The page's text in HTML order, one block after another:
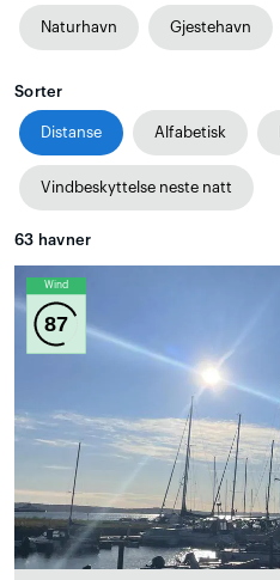
Naturhavn Gjestehavn
Sorter
Distanse Alfabetisk
Vindbeskyttelse neste natt
63 havner
Wind
87